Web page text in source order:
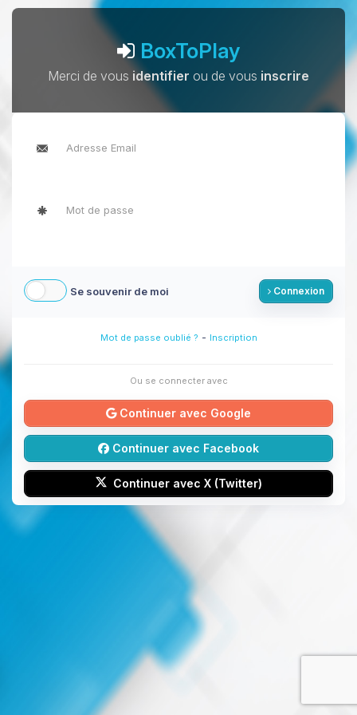
BoxToPlay
Merci de vous identifier ou de vous inscrire
Se souvenir de moi Connexion
Mot de passe oublié ? - Inscription
Ou se connecter avec
Continuer avec Google
Continuer avec Facebook
Continuer avec X (Twitter)